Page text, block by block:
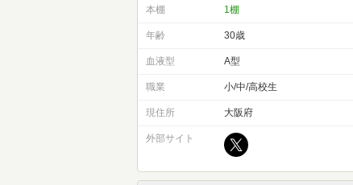
本棚 1棚
年齢 30歳
血液型 A型
職業 小/中/高校生
現住所 大阪府
外部サイト